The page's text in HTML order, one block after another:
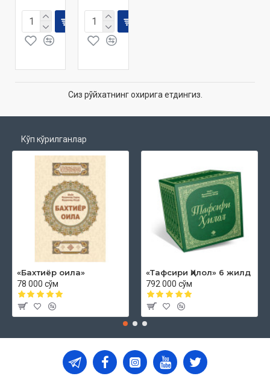
Сиз рўйхатнинг охирига етдингиз.
Кўп кўрилганлар
«Бахтиёр оила»
78 000 сўм
«Тафсири Ҳилол» 6 жилд
792 000 сўм